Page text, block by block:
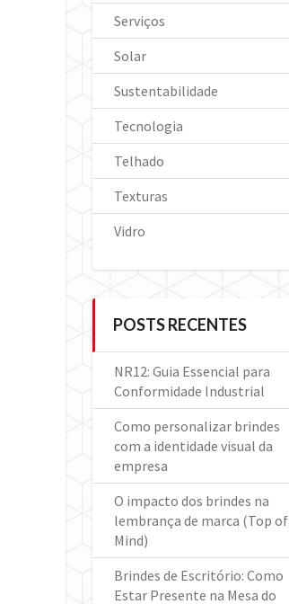
Serviços
Solar
Sustentabilidade
Tecnologia
Telhado
Texturas
Vidro
POSTS RECENTES
NR12: Guia Essencial para
Conformidade Industrial
Como personalizar brindes
com a identidade visual da
empresa
O impacto dos brindes na
lembrança de marca (Top of
Mind)
Brindes de Escritório: Como
Estar Presente na Mesa do